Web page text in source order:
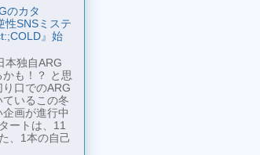
のカタ
性SNSミステ
』始
本独自ARG
も！？ と思
口でのARG
いるこの冬
画が進行中
ートは、11
、1本の自己